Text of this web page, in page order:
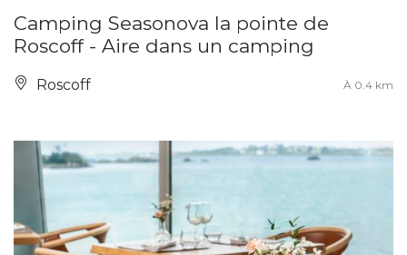
Camping Seasonova la pointe de
Roscoff - Aire dans un camping
Roscoff À 0.4 km